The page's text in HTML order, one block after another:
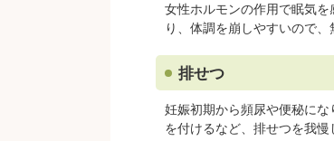
女性ホルモンの作用で眠気
り、体調を崩しやすいので
排せつ
妊娠初期から頻尿や便秘に
を付けるなど、排せつを我慢